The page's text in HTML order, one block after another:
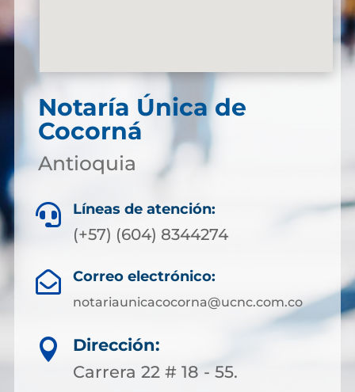
Notaría Única de
Cocorná
Antioquia
 Líneas de atención:
(+57) (604) 8344274
 Correo electrónico:
notariaunicacocorna@ucnc.com.co

Dirección:
Carrera 22 # 18 - 55.